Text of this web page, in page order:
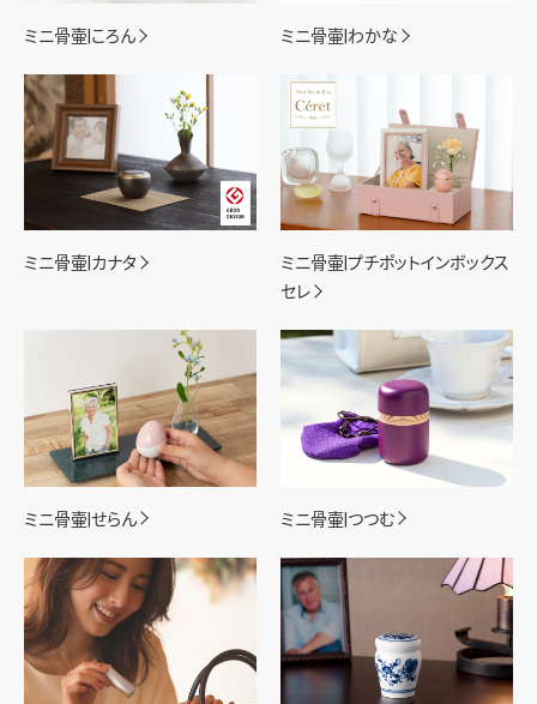
ミニ骨壷|ころん ミニ骨壷|わかな
ミニ骨壷|カナタ
ミニ骨壷|プチポットインボックス
セレ
ミニ骨壷|せらん ミニ骨壷|つつむ